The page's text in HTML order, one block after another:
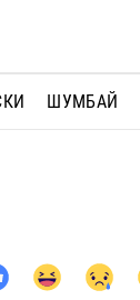
ШУМБАЙ